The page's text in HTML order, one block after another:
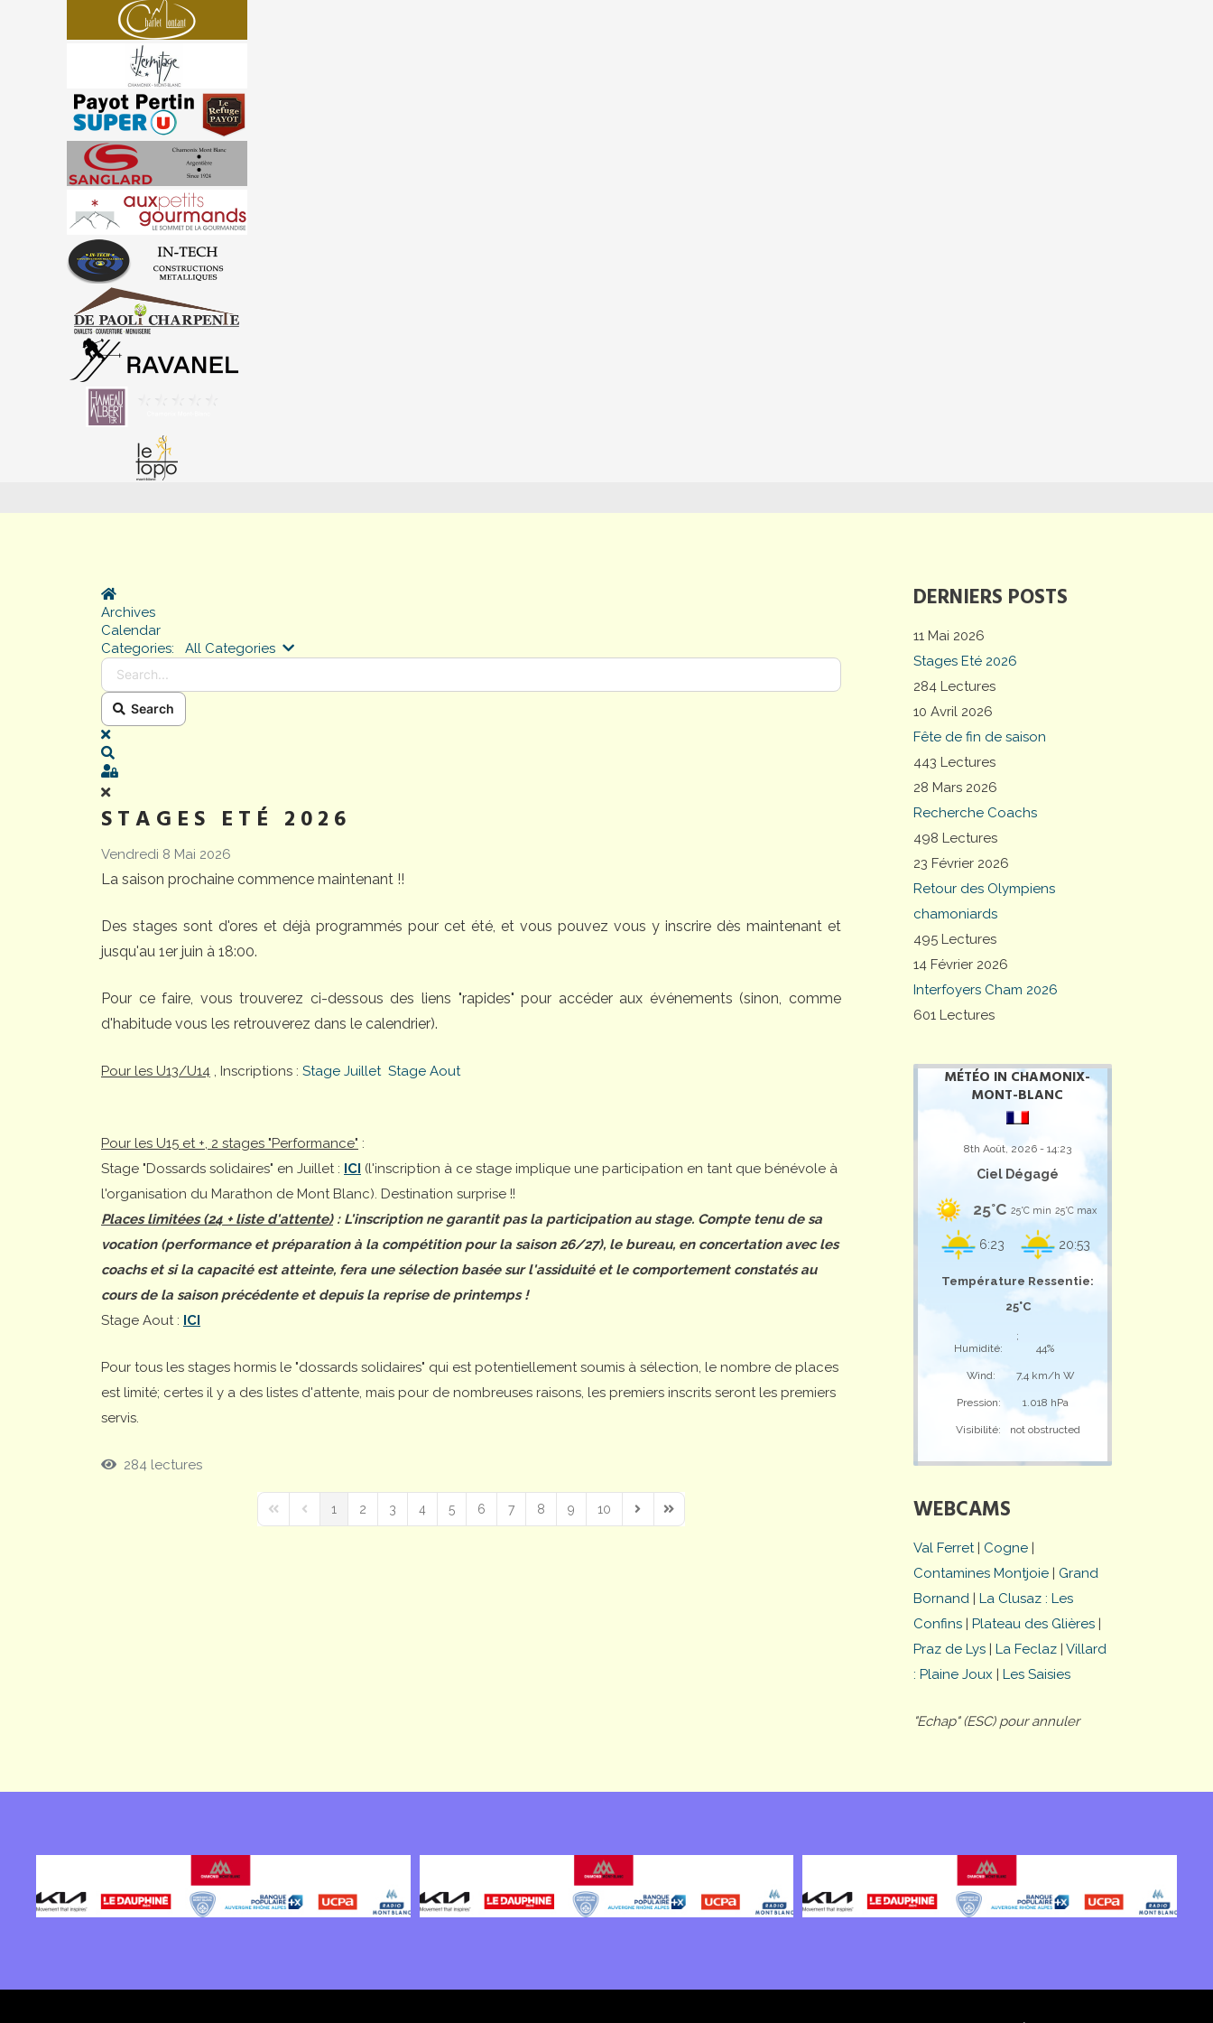
DERNIERS POSTS
11 Mai 2026
Stages Eté 2026
284 Lectures
10 Avril 2026
Fête de fin de saison
443 Lectures
28 Mars 2026
Recherche Coachs
498 Lectures
23 Février 2026
Retour des Olympiens
chamoniards
495 Lectures
14 Février 2026
Interfoyers Cham 2026
601 Lectures
MÉTÉO IN CHAMONIX-
MONT-BLANC
8th Août, 2026 - 14:23
Ciel Dégagé
25°C 25°C min 25°C max
6:23 20:53
Température Ressentie:
25°C
;
Humidité:
44%
Wind: 7,4 km/h W
Pression: 1.018 hPa
Visibilité: not obstructed
WEBCAMS
Val Ferret| Cogne |
Contamines Montjoie | Grand
Bornand | La Clusaz : Les
Confins | Plateau des Glières |
Praz de Lys | La Feclaz | Villard
: Plaine Joux | Les Saisies
"Echap" (ESC) pour annuler
Home
Archives
Calendar
Categories:
All Categories Search...
Search
x
Sign In
STAGES ETÉ 2026
Vendredi 8 Mai 2026
La saison prochaine commence maintenant !!
Des stages sont d'ores et déjà programmés pour cet été, et vous pouvez vous y inscrire dès maintenant et
jusqu'au 1er juin à 18:00.
Pour ce faire, vous trouverez ci-dessous des liens "rapides" pour accéder aux événements (sinon, comme
d'habitude vous les retrouverez dans le calendrier).
Pour les U13/U14 , Inscriptions : Stage Juillet Stage Aout
Pour les U15 et +, 2 stages "Performance" :
Stage "Dossards solidaires" en Juillet : ICI (l'inscription à ce stage implique une participation en tant que bénévole à
l'organisation du Marathon de Mont Blanc). Destination surprise !!
Places limitées (24 + liste d'attente): L'inscription ne garantit pas la participation au stage. Compte tenu de sa
vocation (performance et préparation à la compétition pour la saison 26/27), le bureau, en concertation avec les
coachs et si la capacité est atteinte, fera une sélection basée sur l'assiduité et le comportement constatés au
cours de la saison précédente et depuis la reprise de printemps !
Stage Aout : ICI
Pour tous les stages hormis le "dossards solidaires" qui est potentiellement soumis à sélection, le nombre de places
est limité; certes il y a des listes d'attente, mais pour de nombreuses raisons, les premiers inscrits seront les premiers
servis.
284 lectures
First PagePrevious Page
1 2 3 4 5 6 7 8 9 10
Next PageLast Page